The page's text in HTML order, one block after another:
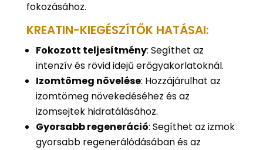
fokozásához.
KREATIN-KIEGÉSZÍTŐK HATÁSAI:
Fokozott teljesítmény: Segíthet az
intenzív és rövid idejű erőgyakorlatoknál.
Izomtömeg növelése: Hozzájárulhat az
izomtömeg növekedéséhez és az
izomsejtek hidratálásához.
Gyorsabb regeneráció: Segíthet az izmok
gyorsabb regenerálódásában és az